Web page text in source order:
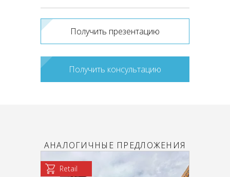
Получить презентацию
Получить консультацию
АНАЛОГИЧНЫЕ ПРЕДЛОЖЕНИЯ
Retail